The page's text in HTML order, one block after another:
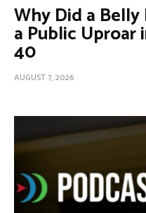
Why Did a
a Public Uproar
40
AUGUST 7, 2026